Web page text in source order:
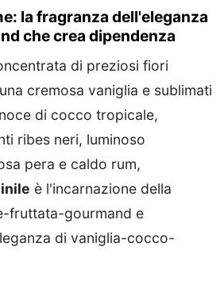
la fragranza dell'eleganza
che crea dipendenza
di preziosi fiori
cremosa vaniglia e sublimati
di cocco tropicale,
ribes neri, luminoso
pera e caldo rum,
è l'incarnazione della
fruttata-gourmand e
di vaniglia-cocco-